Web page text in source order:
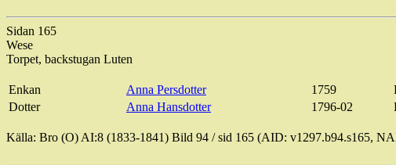
Sidan 165
Wese
Torpet, backstugan Luten
Enkan Anna Persdotter 1759
Dotter
Anna Hansdotter 1796-02
Källa: Bro (O) AI:8 (1833-1841) Bild 94 / sid 165 (AID: v1297.b94.s165,